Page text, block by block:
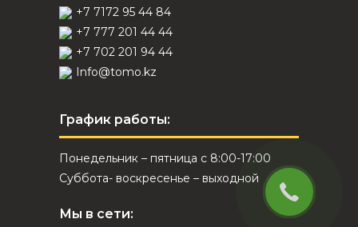
+7 7172 95 44 84
+7 777 201 44 44
+7 702 201 94 44
Info@tomo.kz
График работы:
Понедельник – пятница с 8:00-17:00
Суббота- воскресенье – выходной
Мы в сети: